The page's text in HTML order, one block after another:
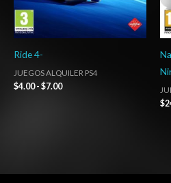
Ride 4-
JUEGOS ALQUILER PS4
$4.00 - $7.00
$